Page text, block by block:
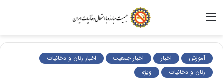
آموزش اخبار اخبار جمعیت
اخبار زنان و دخانیات
زنان و دخانیات
ویژه